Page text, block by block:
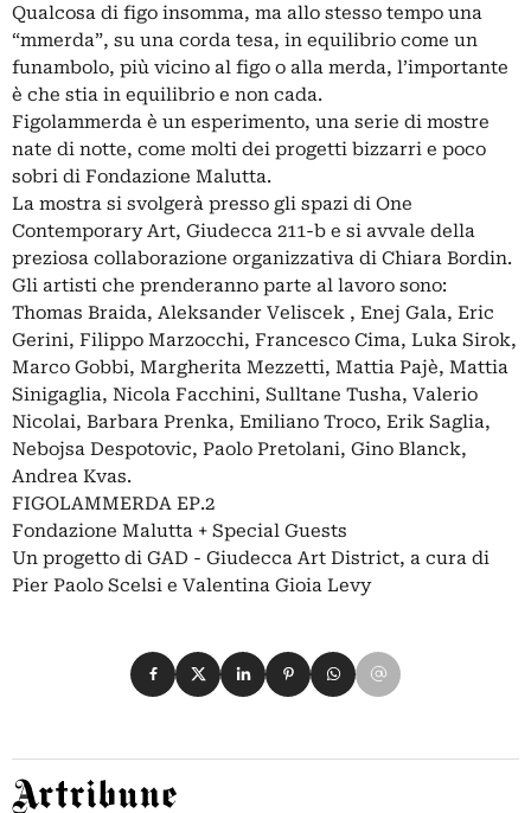
Qualcosa di figo insomma, ma allo stesso tempo una
“mmerda”, su una corda tesa, in equilibrio come un
funambolo, più vicino al figo o alla merda, l’importante
è che stia in equilibrio e non cada.
Figolammerda è un esperimento, una serie di mostre
nate di notte, come molti dei progetti bizzarri e poco
sobri di Fondazione Malutta.
La mostra si svolgerà presso gli spazi di One
Contemporary Art, Giudecca 211-b e si avvale della
preziosa collaborazione organizzativa di Chiara Bordin.
Gli artisti che prenderanno parte al lavoro sono:
Thomas Braida, Aleksander Veliscek , Enej Gala, Eric
Gerini, Filippo Marzocchi, Francesco Cima, Luka Sirok,
Marco Gobbi, Margherita Mezzetti, Mattia Pajè, Mattia
Sinigaglia, Nicola Facchini, Sulltane Tusha, Valerio
Nicolai, Barbara Prenka, Emiliano Troco, Erik Saglia,
Nebojsa Despotovic, Paolo Pretolani, Gino Blanck,
Andrea Kvas.
FIGOLAMMERDA EP.2
Fondazione Malutta + Special Guests
Un progetto di GAD - Giudecca Art District, a cura di
Pier Paolo Scelsi e Valentina Gioia Levy
Condividi su Facebook
Condividi su X
Condividi su LinkedIn
Condividi su Pinterest
Condividi su WhatsApp
Condividi su Email
Artribune